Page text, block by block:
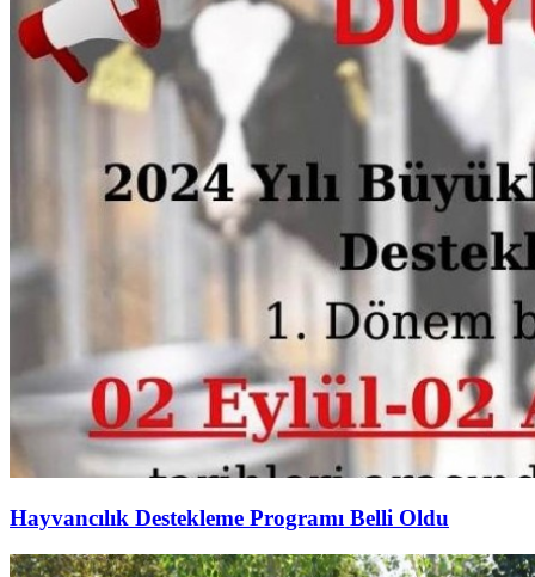
Hayvancılık Destekleme Programı Belli Oldu